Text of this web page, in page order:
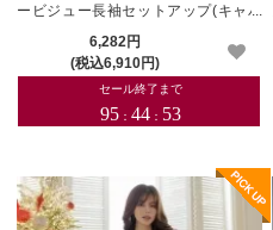
ービジュー長袖セットアップ(キャバ
ドレス・CABARETDRESS)
6,282円
(税込6,910円)